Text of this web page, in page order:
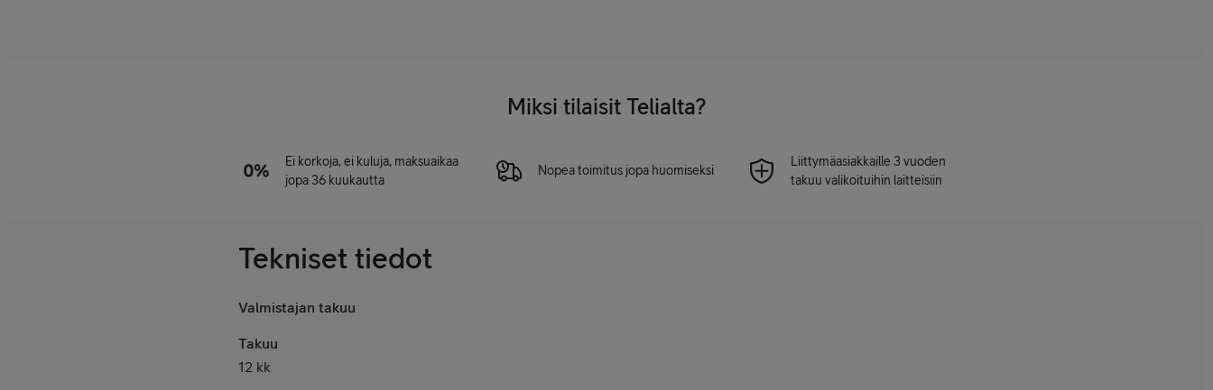
Miksi tilaisit Telialta?
Ei korkoja, ei kuluja, maksuaikaa
jopa 36 kuukautta
Nopea toimitus jopa huomiseksi
Liittymäasiakkaille 3 vuoden
takuu valikoituihin laitteisiin
Tekniset tiedot
Valmistajan takuu
Takuu
12 kk